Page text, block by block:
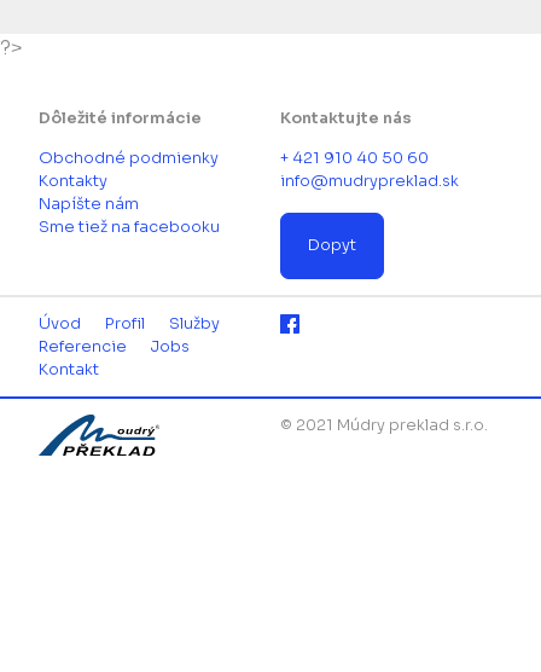
?>
Dôležité informácie
Obchodné podmienky
Kontakty
Napíšte nám
Sme tiež na facebooku
Kontaktujte nás
+ 421 910 40 50 60
info@mudrypreklad.sk
Dopyt
Úvod Profil
Služby
Referencie
Jobs
Kontakt
© 2021 Múdry preklad s.r.o.